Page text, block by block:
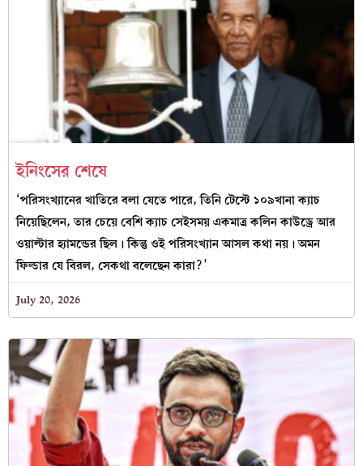
ইনিংসের শেষে
‘পরিসংখ্যানের খাতিরে বলা যেতে পারে, তিনি টেস্টে ১০৯খানা ক্যাচ
নিয়েছিলেন, তার চেয়ে বেশি ক্যাচ সেইসময় একমাত্র কলিন কাউড্রে আর
ওয়াল্টার হ্যামন্ডের ছিল। কিন্তু ওই পরিসংখ্যান আসল কথা নয়। অমন
ফিল্ডার যে বিরল, সেকথা বলেছেন কারা?’
July 20, 2026